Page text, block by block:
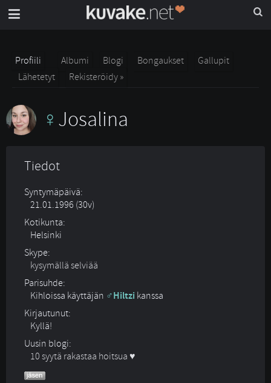
Profiili Albumi Blogi Bongaukset
Gallupit
Lähetetyt
Rekisteröidy »
Josalina
Tiedot
Syntymäpäivä:
21.01.1996 (30v)
Kotikunta:
Helsinki
Skype:
kysymällä selviää
Parisuhde:
Kihloissa käyttäjän
Hiltzi kanssa
Kirjautunut:
Kyllä!
Uusin blogi:
10 syytä rakastaa hoitsua ♥